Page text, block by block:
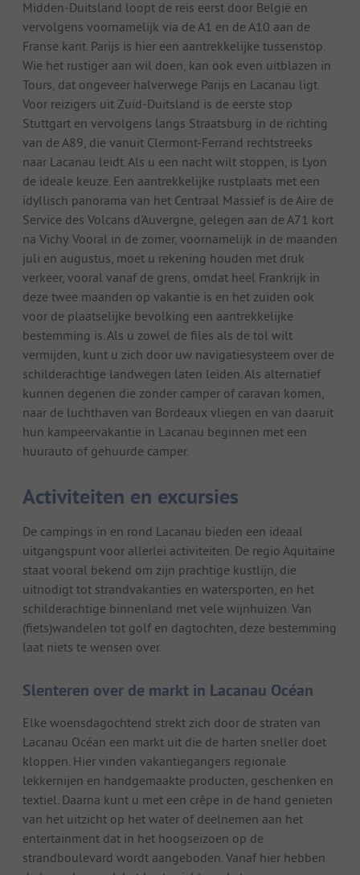
Midden-Duitsland loopt de reis eerst door België en
vervolgens voornamelijk via de A1 en de A10 aan de
Franse kant. Parijs is hier een aantrekkelijke tussenstop.
Wie het rustiger aan wil doen, kan ook even uitblazen in
Tours, dat ongeveer halverwege Parijs en Lacanau ligt.
Voor reizigers uit Zuid-Duitsland is de eerste stop
Stuttgart en vervolgens langs Straatsburg in de richting
van de A89, die vanuit Clermont-Ferrand rechtstreeks
naar Lacanau leidt. Als u een nacht wilt stoppen, is Lyon
de ideale keuze. Een aantrekkelijke rustplaats met een
idyllisch panorama van het Centraal Massief is de Aire de
Service des Volcans d'Auvergne, gelegen aan de A71 kort
na Vichy. Vooral in de zomer, voornamelijk in de maanden
juli en augustus, moet u rekening houden met druk
verkeer, vooral vanaf de grens, omdat heel Frankrijk in
deze twee maanden op vakantie is en het zuiden ook
voor de plaatselijke bevolking een aantrekkelijke
bestemming is. Als u zowel de files als de tol wilt
vermijden, kunt u zich door uw navigatiesysteem over de
schilderachtige landwegen laten leiden. Als alternatief
kunnen degenen die zonder camper of caravan komen,
naar de luchthaven van Bordeaux vliegen en van daaruit
hun kampeervakantie in Lacanau beginnen met een
huurauto of gehuurde camper.
Activiteiten en excursies
De campings in en rond Lacanau bieden een ideaal
uitgangspunt voor allerlei activiteiten. De regio Aquitaine
staat vooral bekend om zijn prachtige kustlijn, die
uitnodigt tot strandvakanties en watersporten, en het
schilderachtige binnenland met vele wijnhuizen. Van
(fiets)wandelen tot golf en dagtochten, deze bestemming
laat niets te wensen over.
Slenteren over de markt in Lacanau Océan
Elke woensdagochtend strekt zich door de straten van
Lacanau Océan een markt uit die de harten sneller doet
kloppen. Hier vinden vakantiegangers regionale
lekkernijen en handgemaakte producten, geschenken en
textiel. Daarna kunt u met een crêpe in de hand genieten
van het uitzicht op het water of deelnemen aan het
entertainment dat in het hoogseizoen op de
strandboulevard wordt aangeboden. Vanaf hier hebben